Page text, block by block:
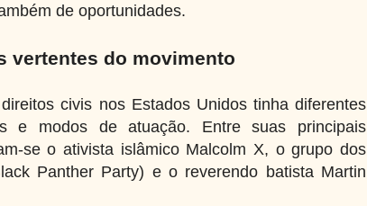
de oportunidades.
vertentes do movimento
civis nos Estados Unidos tinha diferentes
e modos de atuação. Entre suas principais
se o ativista islâmico Malcolm X, o grupo dos
Panther Party) e o reverendo batista Martin